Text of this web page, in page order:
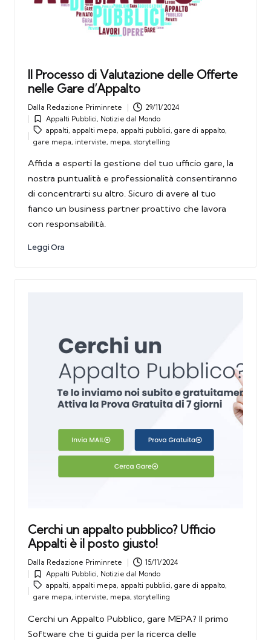
Il Processo di Valutazione delle Offerte
nelle Gare d’Appalto
Posted
by
Dalla Redazione Priminrete
29/11/2024
Posted
in
Appalti Pubblici, Notizie dal Mondo
Tags:
appalti, appalti mepa, appalti pubblici,gare di appalto,
gare mepa, interviste, mepa,storytelling
Affida a esperti la gestione del tuo ufficio gare, la
nostra puntualità e professionalità consentiranno
di concentrarti su altro. Sicuro di avere al tuo
fianco un business partner proattivo che lavora
con responsabilità.
Leggi Ora
Cerchi un appalto pubblico? Ufficio
Appalti è il posto giusto!
Posted
by
Dalla Redazione Priminrete
15/11/2024
Posted
in
Appalti Pubblici, Notizie dal Mondo
Tags:
appalti, appalti mepa, appalti pubblici,gare di appalto,
gare mepa, interviste, mepa,storytelling
Cerchi un Appalto Pubblico, gare MEPA? Il primo
Software che ti guida per la ricerca delle